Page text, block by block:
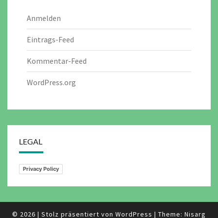
Anmelden
Eintrags-Feed
Kommentar-Feed
WordPress.org
LEGAL
Privacy Policy
© 2026 | Stolz präsentiert von WordPress | Theme: Nisarg